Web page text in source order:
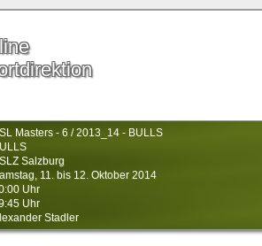
Masters - 6 / 2013_14 - BULLS
Salzburg
11. bis 12. Oktober 2014
Uhr
Uhr
Stadler